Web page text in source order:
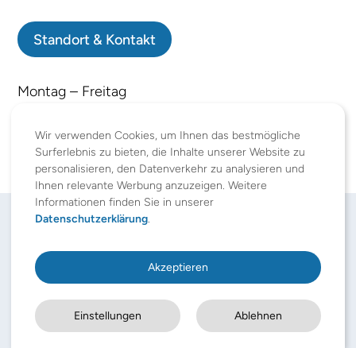
Standort & Kontakt
Montag – Freitag
Samstag geschlossen
+80
Mitarbeitende
Wir verwenden Cookies, um Ihnen das bestmögliche
Surferlebnis zu bieten, die Inhalte unserer Website zu
personalisieren, den Datenverkehr zu analysieren und
Ihnen relevante Werbung anzuzeigen. Weitere
Informationen finden Sie in unserer
Datenschutzerklärung.
Akzeptieren
Einstellungen Ablehnen